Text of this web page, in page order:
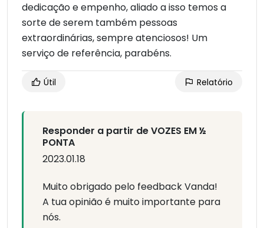
dedicação e empenho, aliado a isso temos a
sorte de serem também pessoas
extraordinárias, sempre atenciosos! Um
serviço de referência, parabéns.
Útil Relatório
Responder a partir de VOZES EM ½
PONTA
2023.01.18
Muito obrigado pelo feedback Vanda!
A tua opinião é muito importante para
nós.